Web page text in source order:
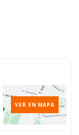
VER EN MAPA